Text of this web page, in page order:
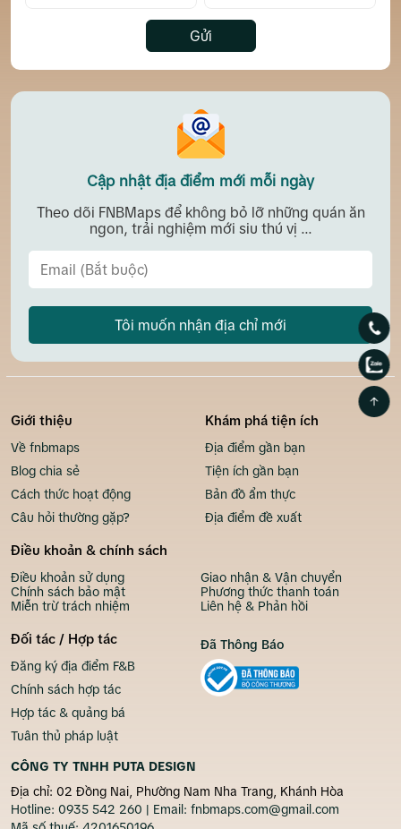
Gửi
Cập nhật địa điểm mới mỗi ngày
Theo dõi FNBMaps để không bỏ lỡ những quán ăn
ngon, trải nghiệm mới siu thú vị ...
Tôi muốn nhận địa chỉ mới
Giới thiệu
Về fnbmaps
Blog chia sẻ
Cách thức hoạt động
Câu hỏi thường gặp?
Khám phá tiện ích
Địa điểm gần bạn
Tiện ích gần bạn
Bản đồ ẩm thực
Địa điểm đề xuất
Điều khoản & chính sách
Điều khoản sử dụng
Chính sách bảo mật
Miễn trừ trách nhiệm
Giao nhận & Vận chuyển
Phương thức thanh toán
Liên hệ & Phản hồi
Đối tác / Hợp tác
Đăng ký địa điểm F&B
Chính sách hợp tác
Hợp tác & quảng bá
Tuân thủ pháp luật
CÔNG TY TNHH PUTA DESIGN
Địa chỉ: 02 Đồng Nai, Phường Nam Nha Trang, Khánh Hòa
Hotline: 0935 542 260 | Email: fnbmaps.com@gmail.com
Đã Thông Báo